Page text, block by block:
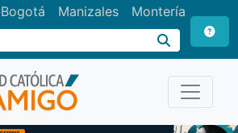
Bogotá Manizales Montería